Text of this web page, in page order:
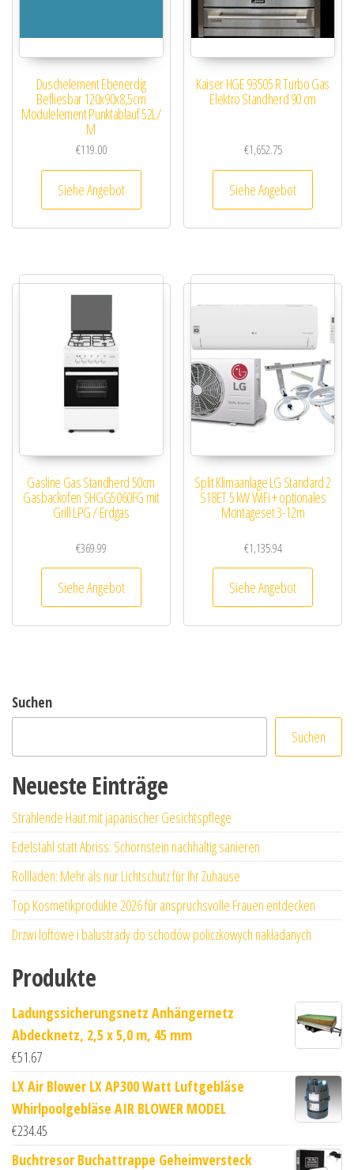
Duschelement Ebenerdig
Befliesbar 120x90x8,5cm
Modulelement Punktablauf 52L/
M
€119.00
Siehe Angebot
Kaiser HGE 93505 R Turbo Gas
Elektro Standherd 90 cm
€1,652.75
Siehe Angebot
Gasline Gas Standherd 50cm
Gasbackofen SHGG5060FG mit
Grill LPG / Erdgas
€369.99
Siehe Angebot
Split Klimaanlage LG Standard 2
S18ET 5 kW WiFi + optionales
Montageset 3-12m
€1,135.94
Siehe Angebot
Suchen
Suchen
Neueste Einträge
Strahlende Haut mit japanischer Gesichtspflege
Edelstahl statt Abriss: Schornstein nachhaltig sanieren
Rollläden: Mehr als nur Lichtschutz für Ihr Zuhause
Top Kosmetikprodukte 2026 für anspruchsvolle Frauen entdecken
Drzwi loftowe i balustrady do schodów policzkowych nakładanych
Produkte
Ladungssicherungsnetz Anhängernetz
Abdecknetz, 2,5 x 5,0 m, 45 mm
€51.67
LX Air Blower LX AP300 Watt Luftgebläse
Whirlpoolgebläse AIR BLOWER MODEL
€234.45
Buchtresor Buchattrappe Geheimversteck